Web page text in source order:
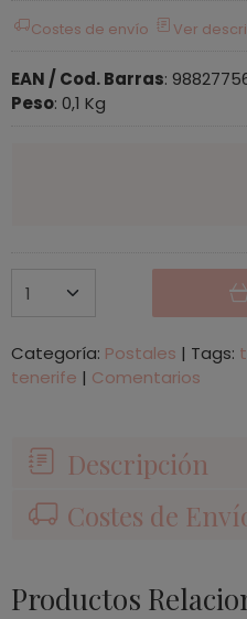
Costes de envío Ver
EAN / Cod. Barras:
Peso: 0,1 Kg
Categoría: Postales | Tags:
tenerife | Comentarios
Descripción
Costes de
Productos